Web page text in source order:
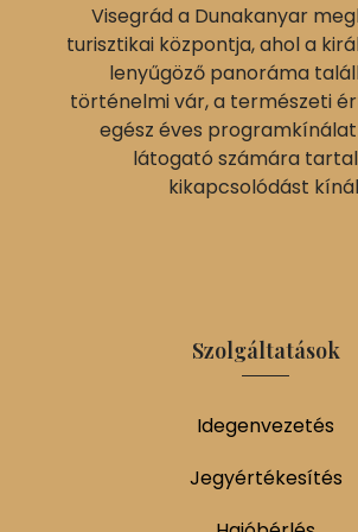
Visegrád a Dunakanyar
turisztikai központja, ahol a
lenyűgöző panoráma
történelmi vár, a természeti
egész éves
látogató számára
kikapcsolódást
Szolgáltatások
Idegenvezetés
Jegyértékesítés